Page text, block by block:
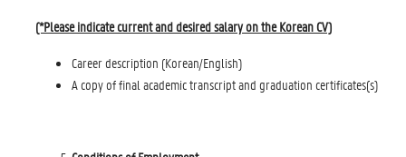
(*Please indicate current and desired salary on the Korean CV)
Career description (Korean/English)
A copy of final academic transcript and graduation certificates(s)